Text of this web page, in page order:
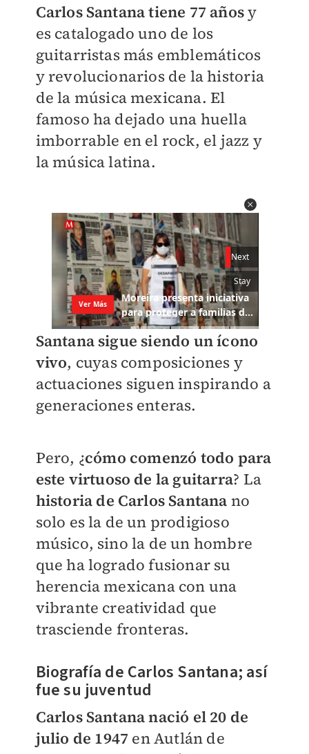
Carlos Santana tiene 77 añosy
es catalogado uno de los
guitarristas más emblemáticos
y revolucionarios de la historia
de la música mexicana. El
famoso ha dejado una huella
imborrable en el rock, el jazz y
la música latina.
Santana sigue siendo un ícono
vivo, cuyas composiciones y
actuaciones siguen inspirando a
generaciones enteras.
Pero, ¿cómo comenzó todo para
este virtuoso de la guitarra? La
historia de Carlos Santana no
solo es la de un prodigioso
músico, sino la de un hombre
que ha logrado fusionar su
herencia mexicana con una
vibrante creatividad que
trasciende fronteras.
Biografía de Carlos Santana; así
fue su juventud
Carlos Santana nació el 20 de
julio de 1947 en Autlán de